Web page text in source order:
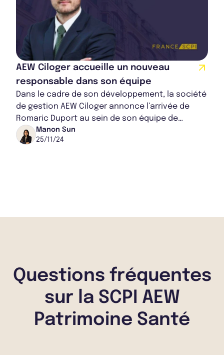
AEW Ciloger accueille un nouveau
responsable dans son équipe
Dans le cadre de son développement, la société
de gestion AEW Ciloger annonce l’arrivée de
Romaric Duport au sein de son équipe de
direction en tant que Responsable de
Développemen...
Manon Sun
25/11/24
Questions fréquentes
sur la SCPI AEW
Patrimoine Santé